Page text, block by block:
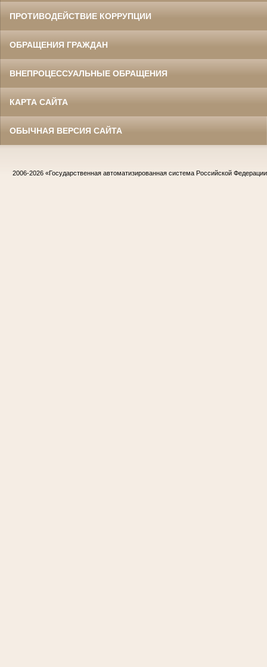
ПРОТИВОДЕЙСТВИЕ КОРРУПЦИИ
ОБРАЩЕНИЯ ГРАЖДАН
ВНЕПРОЦЕССУАЛЬНЫЕ ОБРАЩЕНИЯ
КАРТА САЙТА
ОБЫЧНАЯ ВЕРСИЯ САЙТА
2006-2026 «Государственная автоматизированная система Российской